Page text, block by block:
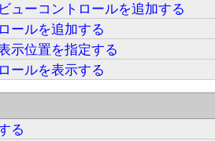
ューコントロールを追加する
ールを追加する
示位置を指定する
ールを表示する
る